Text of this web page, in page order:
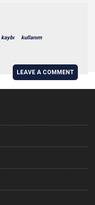
kaybı kullanım
LEAVE A COMMENT